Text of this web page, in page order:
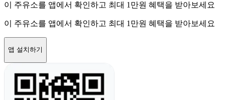
이 주유소를 앱에서 확인하고 최대 1만원 혜택을 받아보세요
이 주유소를 앱에서 확인하고 최대 1만원 혜택을 받아보세요
앱 설치하기